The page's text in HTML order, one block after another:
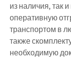
из наличия, так
оперативную
транспортом в
также
необходимую